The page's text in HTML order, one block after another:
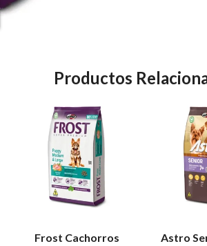
Productos
Frost Cachorros
Astro